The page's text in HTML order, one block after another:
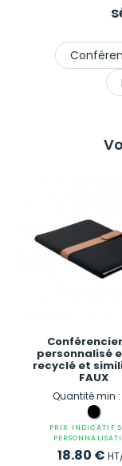
personnalisé
recyclé et
FAUX
Quantité min :
PRIX INDICATIF
18.80 €